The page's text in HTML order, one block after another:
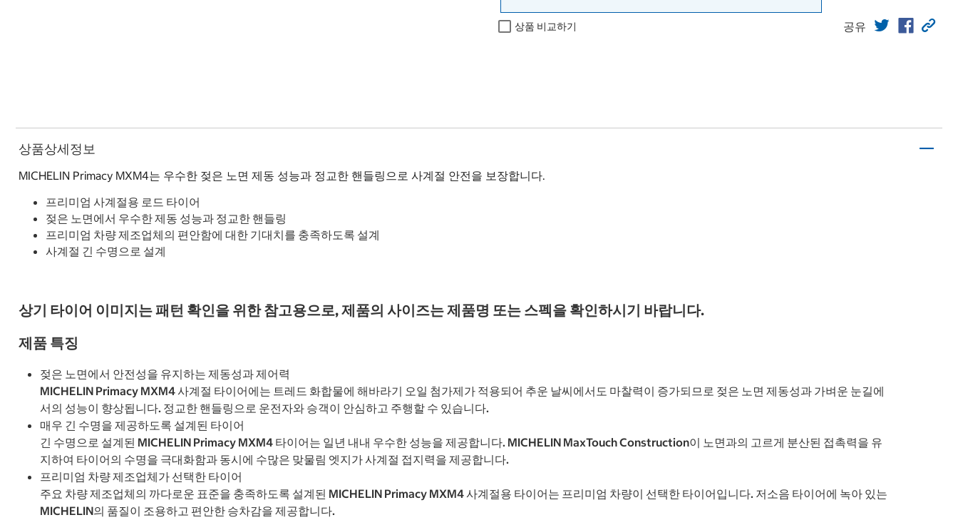
상품 비교하기 공유
상품상세정보
MICHELIN Primacy MXM4는 우수한 젖은 노면 제동 성능과 정교한 핸들링으로 사계절 안전을 보장합니다.
프리미엄 사계절용 로드 타이어
젖은 노면에서 우수한 제동 성능과 정교한 핸들링
프리미엄 차량 제조업체의 편안함에 대한 기대치를 충족하도록 설계
사계절 긴 수명으로 설계
상기 타이어 이미지는 패턴 확인을 위한 참고용으로, 제품의 사이즈는 제품명 또는 스펙을 확인하시기 바랍니다.
제품 특징
젖은 노면에서 안전성을 유지하는 제동성과 제어력
MICHELIN Primacy MXM4 사계절 타이어에는 트레드 화합물에 해바라기 오일 첨가제가 적용되어 추운 날씨에서도 마찰력이 증가되므로 젖은 노면 제동성과 가벼운 눈길에
서의 성능이 향상됩니다. 정교한 핸들링으로 운전자와 승객이 안심하고 주행할 수 있습니다.
매우 긴 수명을 제공하도록 설계된 타이어
긴 수명으로 설계된 MICHELIN Primacy MXM4 타이어는 일년 내내 우수한 성능을 제공합니다. MICHELIN MaxTouch Construction이 노면과의 고르게 분산된 접촉력을 유
지하여 타이어의 수명을 극대화함과 동시에 수많은 맞물림 엣지가 사계절 접지력을 제공합니다.
프리미엄 차량 제조업체가 선택한 타이어
주요 차량 제조업체의 까다로운 표준을 충족하도록 설계된 MICHELIN Primacy MXM4 사계절용 타이어는 프리미엄 차량이 선택한 타이어입니다. 저소음 타이어에 녹아 있는
MICHELIN의 품질이 조용하고 편안한 승차감을 제공합니다.